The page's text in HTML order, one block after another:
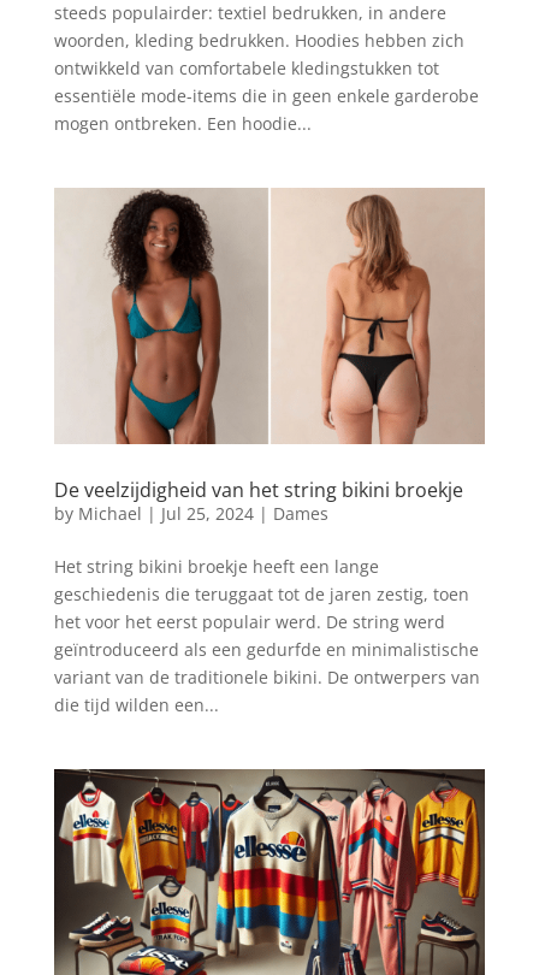
steeds populairder: textiel bedrukken, in andere
woorden, kleding bedrukken. Hoodies hebben zich
ontwikkeld van comfortabele kledingstukken tot
essentiële mode-items die in geen enkele garderobe
mogen ontbreken. Een hoodie...
De veelzijdigheid van het string bikini broekje
by Michael | Jul 25, 2024| Dames
Het string bikini broekje heeft een lange
geschiedenis die teruggaat tot de jaren zestig, toen
het voor het eerst populair werd. De string werd
geïntroduceerd als een gedurfde en minimalistische
variant van de traditionele bikini. De ontwerpers van
die tijd wilden een...